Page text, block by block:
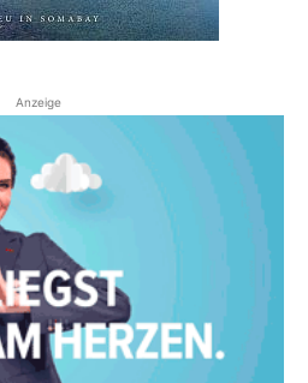
Anzeige